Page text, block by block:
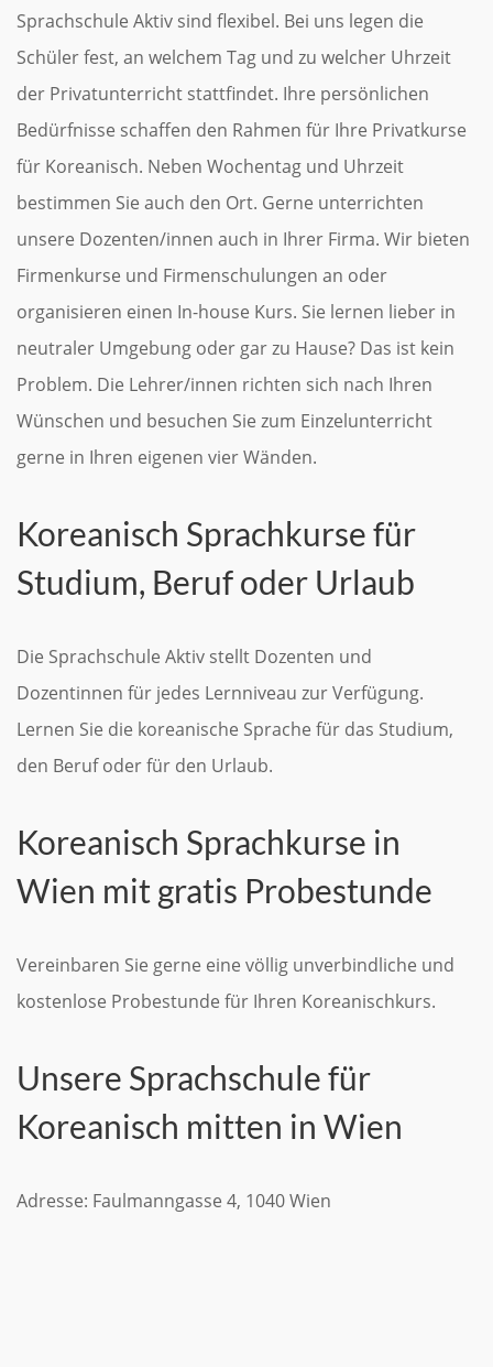
Sprachschule Aktiv sind flexibel. Bei uns legen die
Schüler fest, an welchem Tag und zu welcher Uhrzeit
der Privatunterricht stattfindet. Ihre persönlichen
Bedürfnisse schaffen den Rahmen für Ihre Privatkurse
für Koreanisch. Neben Wochentag und Uhrzeit
bestimmen Sie auch den Ort. Gerne unterrichten
unsere Dozenten/innen auch in Ihrer Firma. Wir bieten
Firmenkurse und Firmenschulungen an oder
organisieren einen In-house Kurs. Sie lernen lieber in
neutraler Umgebung oder gar zu Hause? Das ist kein
Problem. Die Lehrer/innen richten sich nach Ihren
Wünschen und besuchen Sie zum Einzelunterricht
gerne in Ihren eigenen vier Wänden.
Koreanisch Sprachkurse für
Studium, Beruf oder Urlaub
Die Sprachschule Aktiv stellt Dozenten und
Dozentinnen für jedes Lernniveau zur Verfügung.
Lernen Sie die koreanische Sprache für das Studium,
den Beruf oder für den Urlaub.
Koreanisch Sprachkurse in
Wien mit gratis Probestunde
Vereinbaren Sie gerne eine völlig unverbindliche und
kostenlose Probestunde für Ihren Koreanischkurs.
Unsere Sprachschule für
Koreanisch mitten in Wien
Adresse: Faulmanngasse 4, 1040 Wien